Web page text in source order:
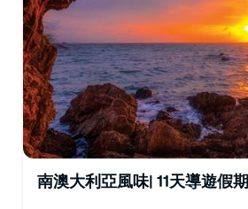
南澳大利亞風味| 11天導遊假期